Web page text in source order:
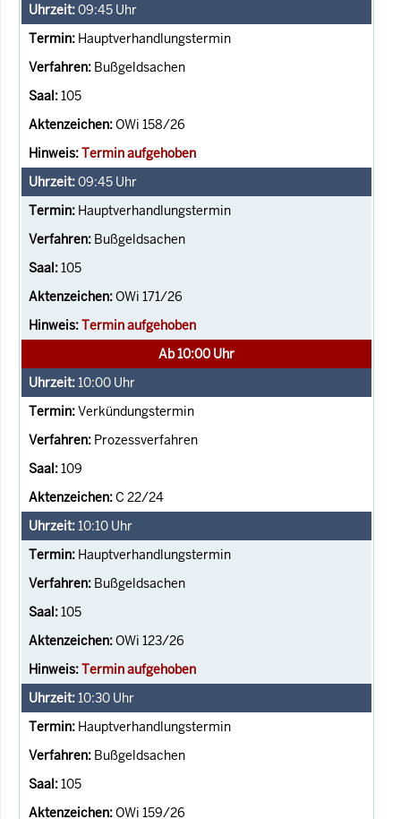
09:45 Uhr
Hauptverhandlungstermin
Bußgeldsachen
105
OWi 158/26
Termin aufgehoben
09:45 Uhr
Hauptverhandlungstermin
Bußgeldsachen
105
OWi 171/26
Termin aufgehoben
Ab 10:00 Uhr
10:00 Uhr
Verkündungstermin
Prozessverfahren
109
C 22/24
10:10 Uhr
Hauptverhandlungstermin
Bußgeldsachen
105
OWi 123/26
Termin aufgehoben
10:30 Uhr
Hauptverhandlungstermin
Bußgeldsachen
105
OWi 159/26